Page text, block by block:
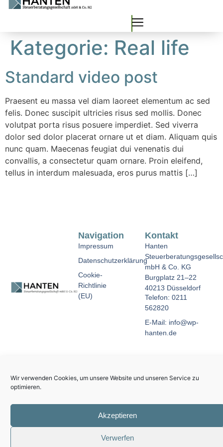
Wir verwenden Cookies, um unsere Website und unseren Service zu
optimieren.
Akzeptieren
Verwerfen
Kategorie: Real life
Standard video post
Praesent eu massa vel diam laoreet elementum ac sed
felis. Donec suscipit ultricies risus sed mollis. Donec
volutpat porta risus posuere imperdiet. Sed viverra
dolor sed dolor placerat ornare ut et diam. Aliquam quis
nunc quam. Maecenas feugiat dui venenatis dui
convallis, a consectetur quam ornare. Proin eleifend,
tellus in interdum malesuada, eros purus mattis […]
Navigation
Impressum
Datenschutzerklärung
Cookie-
Richtlinie
(EU)
Kontakt
Hanten
mbH & Co. KG
Burgplatz 21–22
40213 Düsseldorf
Telefon: 0211
562820
E-Mail: info@wp-
hanten.de